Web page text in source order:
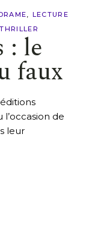
LECTURE
: le
faux
de
leur